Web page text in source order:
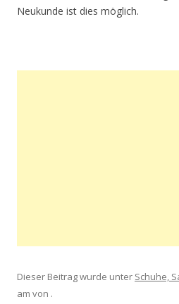
Neukunde ist dies möglich.
Dieser Beitrag wurde unter Schuhe,
am von .